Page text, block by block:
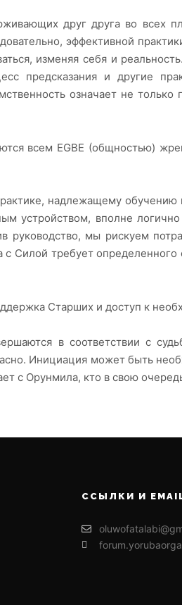
друг друга во всех
эффективной
изменяя себя и
предсказания и другие
означает не только
всем EGBE (общностью)
надлежащему
устройством, вполне
руководство, мы рискуем
Силой требует
Старших и доступ к
в соответствии с
Инициация может быть
с Орунмила, кто в свою
ССЫЛКИ И